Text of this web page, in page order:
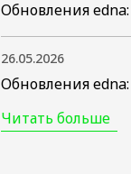
Обновления
26.05.2026
Обновления
Читать больше